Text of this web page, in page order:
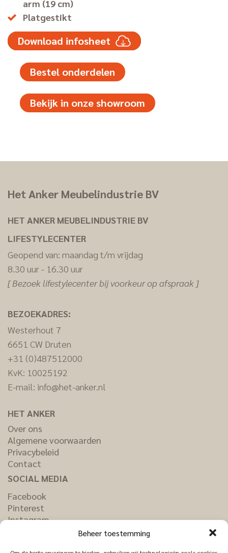
Beheer toestemming
arm (19 cm)
Platgestikt
Download infosheet
Bestel onderdelen
Bekijk in onze showroom
Het Anker Meubelindustrie BV
HET ANKER MEUBELINDUSTRIE BV
LIFESTYLECENTER
Geopend van: maandag t/m vrijdag
8.30 uur - 16.30 uur
[ Bezoek lifestylecenter bij voorkeur op afspraak ]
BEZOEKADRES:
Westerhout 7
6651 CW Druten
+31 (0)487512000
KvK: 10025192
E-mail: info@het-anker.nl
HET ANKER
Over ons
Algemene voorwaarden
Privacybeleid
Contact
SOCIAL MEDIA
Facebook
Pinterest
Instagram